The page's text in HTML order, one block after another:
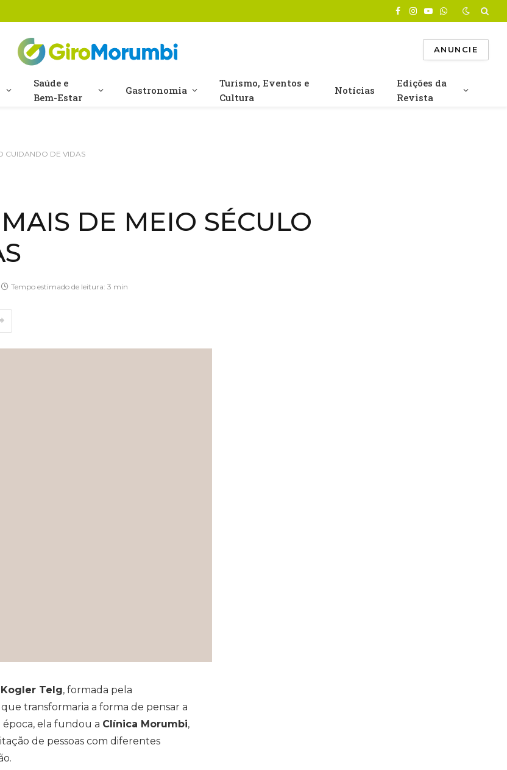
Facebook
Instagram
YouTube
WhatsApp
ANUNCIE
Saúde e
Bem-Estar
Gastronomia
Turismo, Eventos e
Cultura
Notícias
Edições da
Revista
CUIDANDO DE VIDAS
DE MEIO SÉCULO
Tempo estimado de leitura: 3 min
Kogler Telg, formada pela
transformaria a forma de pensar a
época, ela fundou a Clínica Morumbi,
de pessoas com diferentes